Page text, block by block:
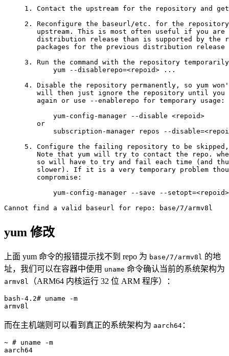
1. Contact the upstream for the repository and
2. Reconfigure the baseurl/etc. for the
upstream. This is most often useful if you are
distribution release than is supported by the
packages for the previous distribution release
3. Run the command with the repository
            yum --disablerepo=<repoid> ...
4. Disable the repository permanently, so yum
will then just ignore the repository until you
        again or use --enablerepo for temporary usage:
            yum-config-manager --disable <repoid>
        or
subscription-manager repos --
5. Configure the failing repository to be
Note that yum will try to contact the repo.
so will have to try and fail each time (and
slower). If it is a very temporary problem
        compromise:
yum-config-manager --save --
yum 修改
上面 yum 命令的报错提示找不到 repo 为 base/7/armv8l 的地
址，我们可以在容器中使用 uname 命令确认当前的系统架构为
armv8l （ARM64 内核运行 32 位 ARM 程序）：
bash-4.2# uname -m
而在主机端则可以看到真正的系统架构为 aarch64 ：
~ # uname -m